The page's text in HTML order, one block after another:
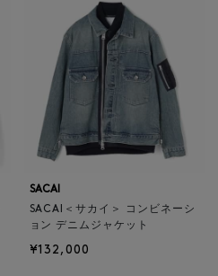
SACAI
SACAI＜サカイ＞ コンビネーシ
ョン デニムジャケット
¥132,000